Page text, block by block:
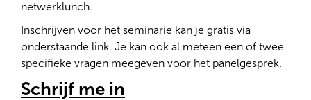
netwerklunch.
Inschrijven voor het seminarie kan je gratis via
onderstaande link. Je kan ook al meteen een of twee
specifieke vragen meegeven voor het panelgesprek.
Schrijf me in